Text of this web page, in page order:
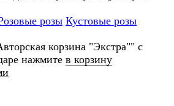
розы Кустовые розы
корзина "Экстра"" с
нажмите в корзину